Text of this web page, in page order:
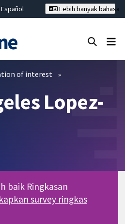
Español
繁體中文
Lebih banyak bahasa
of interest
Lopez-
baik Ringkasan
survey ringkas